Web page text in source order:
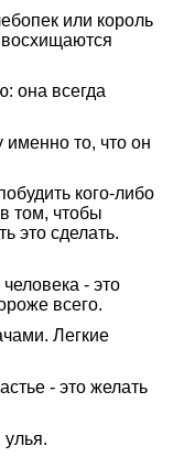
или король
она всегда
именно то, что он
кого-либо
том, чтобы
это сделать.
- это
всего.
Легкие
- это желать